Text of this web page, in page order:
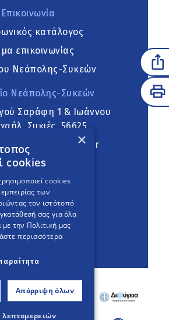
Επικοινωνία
κατάλογος
επικοινωνίας
Νεάπολης-Συκεών
Νεάπολης-Συκεών
Σαράφη 1 & Ιωάννου
Συκιές, 56625
Version
project
×
cookies
cookies
των
τον ιστότοπό
σας για όλα
την Πολιτική μας
περισσότερα
Απόρριψη όλων